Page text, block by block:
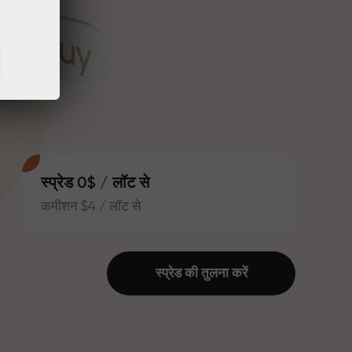
स्प्रेड 0$ / लॉट से
कमीशन $4 / लॉट से
स्प्रेड की तुलना करें